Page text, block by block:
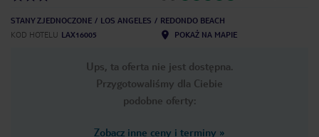
STANY ZJEDNOCZONE LOS ANGELES
REDONDO BEACH
KOD HOTELU LAX16005 POKAŻ NA MAPIE
Ups, ta oferta nie jest dostępna.
Przygotowaliśmy dla Ciebie
podobne oferty:
Zobacz inne ceny i terminy »